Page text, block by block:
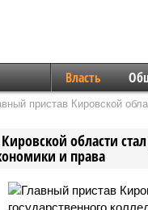
Власть
пристав Кировской
области
и права